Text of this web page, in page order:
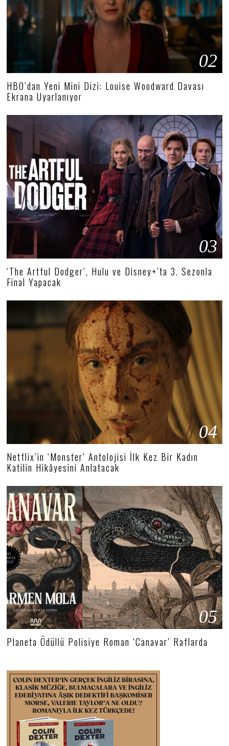
02
HBO’dan Yeni Mini Dizi: Louise Woodward Davası
Ekrana Uyarlanıyor
03
‘The Artful Dodger’, Hulu ve Disney+’ta 3. Sezonla
Final Yapacak
04
Netflix’in ‘Monster’ Antolojisi İlk Kez Bir Kadın
Katilin Hikâyesini Anlatacak
05
Planeta Ödüllü Polisiye Roman ‘Canavar’ Raflarda